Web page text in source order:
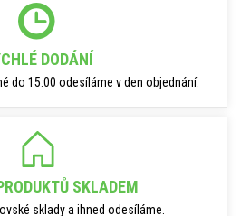
DODÁNÍ
do 15:00 odesíláme v den objednání.
SKLADEM
sklady a ihned odesíláme.